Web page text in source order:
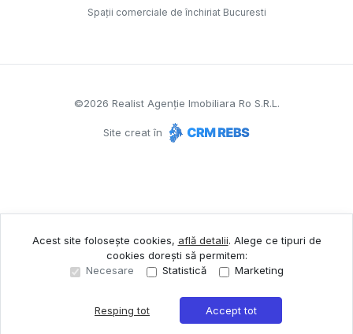
Spații comerciale de închiriat Bucuresti
©2026 Realist Agenție Imobiliara Ro S.R.L.
Site creat în
Acest site folosește cookies, află detalii. Alege ce tipuri de
cookies dorești să permitem:
Necesare
Statistică Marketing
Resping tot Accept tot